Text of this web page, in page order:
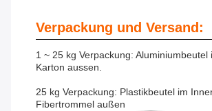
Verpackung und Versand:
1 ~ 25 kg Verpackung: Aluminiumbeutel
Karton aussen.
25 kg Verpackung: Plastikbeutel im
Fibertrommel außen